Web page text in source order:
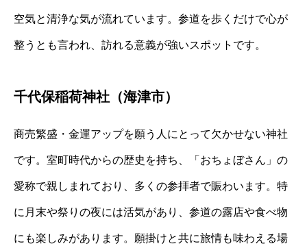
空気と清浄な気が流れています。参道を歩くだけで心が
整うとも言われ、訪れる意義が強いスポットです。
千代保稲荷神社（海津市）
商売繁盛・金運アップを願う人にとって欠かせない神社
です。室町時代からの歴史を持ち、「おちょぼさん」の
愛称で親しまれており、多くの参拝者で賑わいます。特
に月末や祭りの夜には活気があり、参道の露店や食べ物
にも楽しみがあります。願掛けと共に旅情も味わえる場